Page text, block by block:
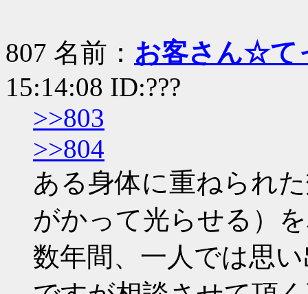
807 名前： お客さん☆て
15:14:08 ID:???
>>803
>>804
ある身体に重ねられ
がかって光らせる）
数年間、一人では思